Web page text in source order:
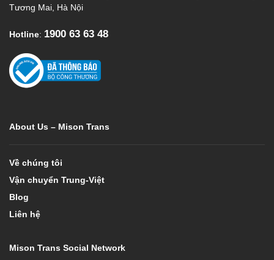
Tương Mai, Hà Nội
Hotline: 1900 63 63 48
About Us – Mison Trans
Về chúng tôi
Vận chuyển Trung-Việt
Blog
Liên hệ
Mison Trans Social Network